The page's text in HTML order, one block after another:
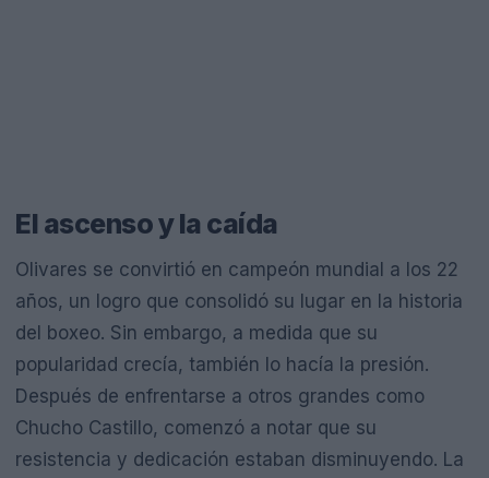
El ascenso y la caída
Olivares se convirtió en campeón mundial a los 22
años, un logro que consolidó su lugar en la historia
del boxeo. Sin embargo, a medida que su
popularidad crecía, también lo hacía la presión.
Después de enfrentarse a otros grandes como
Chucho Castillo, comenzó a notar que su
resistencia y dedicación estaban disminuyendo. La